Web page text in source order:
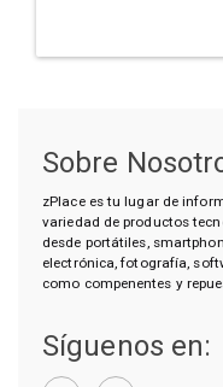
Sobre
zPlace es tu lugar de
variedad de productos
desde portátiles,
electrónica, fotografía,
como compenentes y
Síguenos en: